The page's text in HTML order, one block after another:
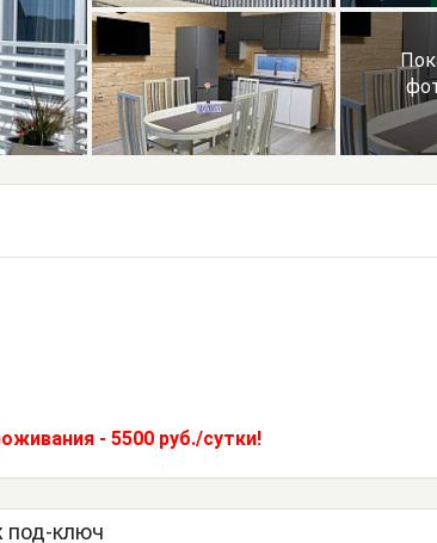
- 5500 руб./сутки!
под-ключ